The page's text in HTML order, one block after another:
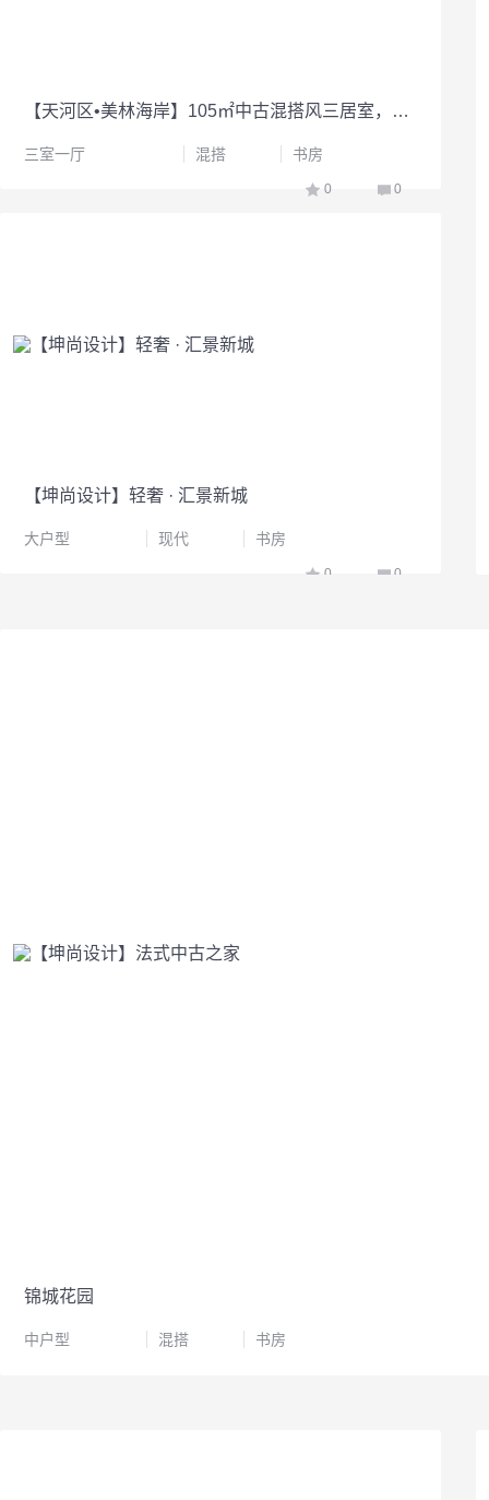
【天河区•美林海岸】105㎡中古混搭风三居室，弱化房梁设计，外置洗漱台，每一帧都是生活美学
三室一厅 混搭 书房
0 0
【坤尚设计】轻奢 · 汇景新城
大户型 现代 书房
0 0
锦城花园
中户型 混搭 书房